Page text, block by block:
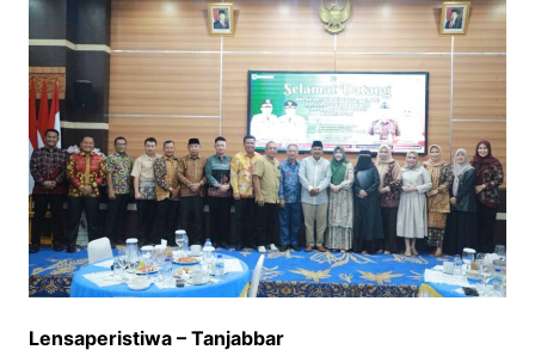
Lensaperistiwa – Tanjabbar